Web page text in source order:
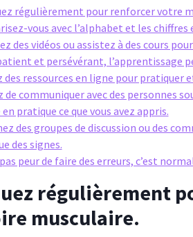
régulièrement pour renforcer votre
vous avec l’alphabet et les chiffres
des vidéos ou assistez à des cours
et persévérant, l’apprentissage
des ressources en ligne pour pratiquer
de communiquer avec des personnes
pratique ce que vous avez appris.
des groupes de discussion ou des
des signes.
pas peur de faire des erreurs, c’est
régulièrement
musculaire.